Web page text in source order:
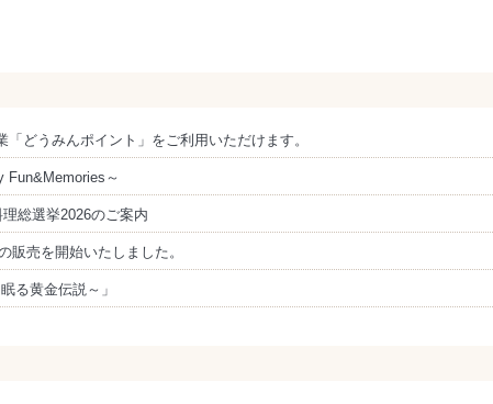
どうみんポイント」をご利用いただけます。
Fun&Memories～
総選挙2026のご案内
販売を開始いたしました。
る黄金伝説～」